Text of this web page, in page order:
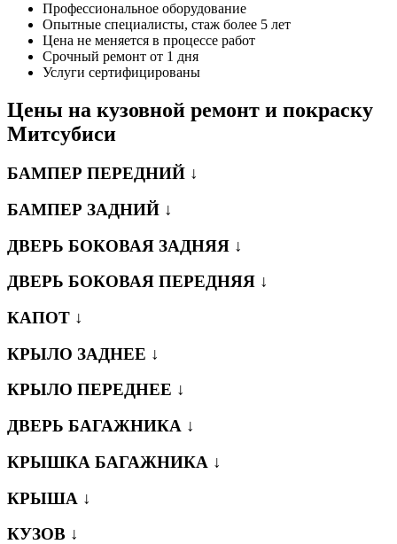
Профессиональное оборудование
Опытные специалисты, стаж более 5 лет
Цена не меняется в процессе работ
Срочный ремонт от 1 дня
Услуги сертифицированы
Цены на кузовной ремонт и покраску
Митсубиси
БАМПЕР ПЕРЕДНИЙ ↓
БАМПЕР ЗАДНИЙ ↓
ДВЕРЬ БОКОВАЯ ЗАДНЯЯ ↓
ДВЕРЬ БОКОВАЯ ПЕРЕДНЯЯ ↓
КАПОТ ↓
КРЫЛО ЗАДНЕЕ ↓
КРЫЛО ПЕРЕДНЕЕ ↓
ДВЕРЬ БАГАЖНИКА ↓
КРЫШКА БАГАЖНИКА ↓
КРЫША ↓
КУЗОВ ↓